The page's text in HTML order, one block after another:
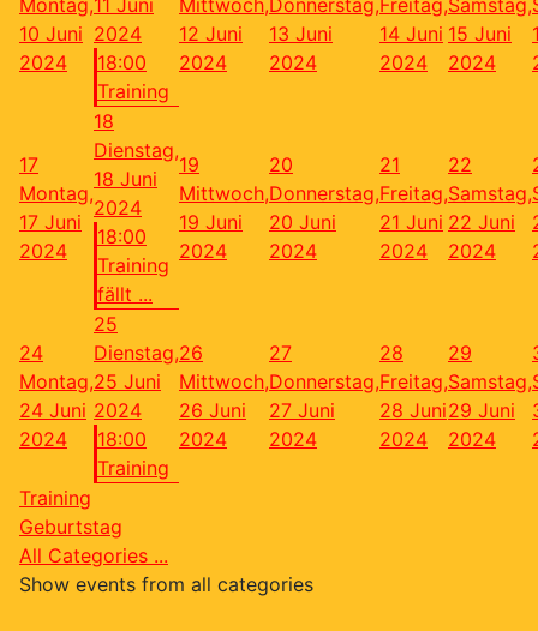
10 Juni
2024
2024
18:00
Training
12 Juni
2024
13 Juni
2024
14 Juni
2024
15 Juni
2024
17
Montag,
17 Juni
2024
18
Dienstag,
18 Juni
2024
18:00
Training
fällt ...
19
Mittwoch,
19 Juni
2024
20
Donnerstag,
20 Juni
2024
21
Freitag,
21 Juni
2024
22
Samstag,
22 Juni
2024
24
Montag,
24 Juni
2024
25
Dienstag,
25 Juni
2024
18:00
Training
26
Mittwoch,
26 Juni
2024
27
Donnerstag,
27 Juni
2024
28
Freitag,
28 Juni
2024
29
Samstag,
29 Juni
2024
Training
Geburtstag
All Categories ...
Show events from all categories